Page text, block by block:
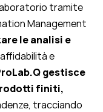
tramite
Management
le analisi e
e
gestisce
finiti,
tracciando